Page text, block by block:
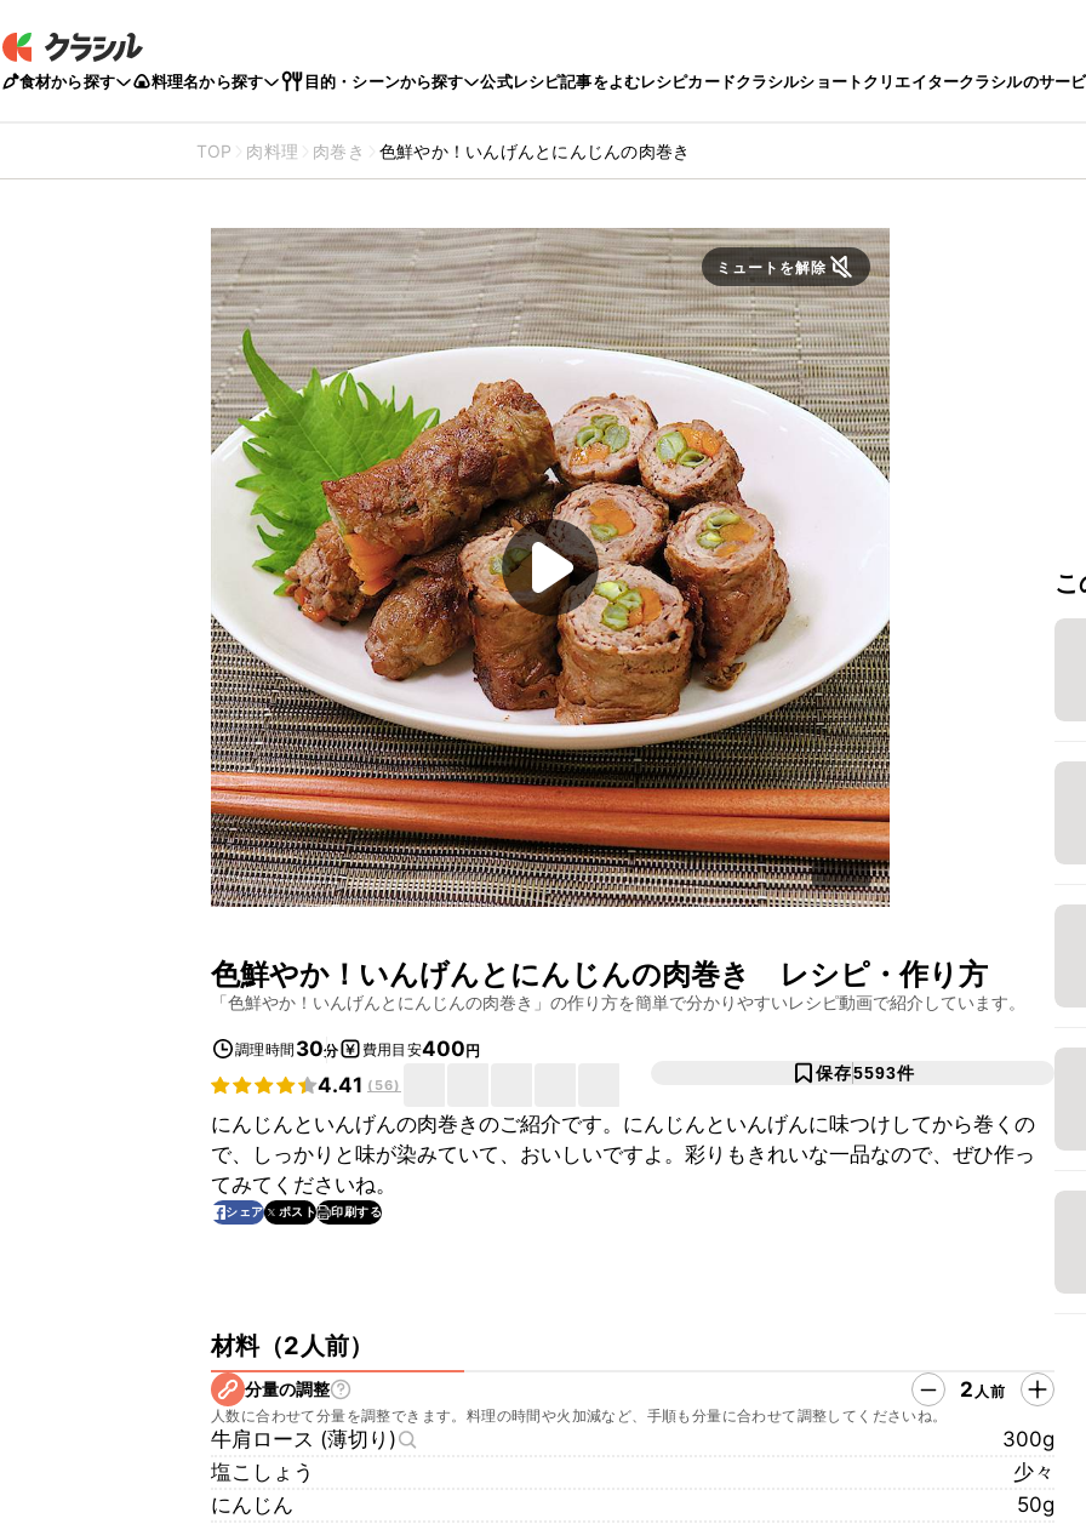
食材から探す 料理名から探す 目的・シーンから探す 公式レシピ記事をよむレシピカードクラシルショートクリエイタークラシルのサー
TOP 肉料理 肉巻き 色鮮やか！いんげんとにんじんの肉巻き
ミュートを解除
色鮮やか！いんげんとにんじんの肉巻き レシピ・作り方
「色鮮やか！いんげんとにんじんの肉巻き 」の作り方を簡単で分かりやすいレシピ動画で紹介しています。
調理時間 30分 費用目安400円
4.41 ( 56)
保存5593件
にんじんといんげんの肉巻きのご紹介です。にんじんといんげんに味つけしてから巻くの
で、しっかりと味が染みていて、おいしいですよ。彩りもきれいな一品なので、ぜひ作っ
てみてくださいね。
シェア ポスト 印刷する
材料（2人前）
分量の調整 2 人前
人数に合わせて分量を調整できます。料理の時間や火加減など、手順も分量に合わせて調整してくださいね。
牛肩ロース (薄切り)
300g
塩こしょう
少々
にんじん
50g